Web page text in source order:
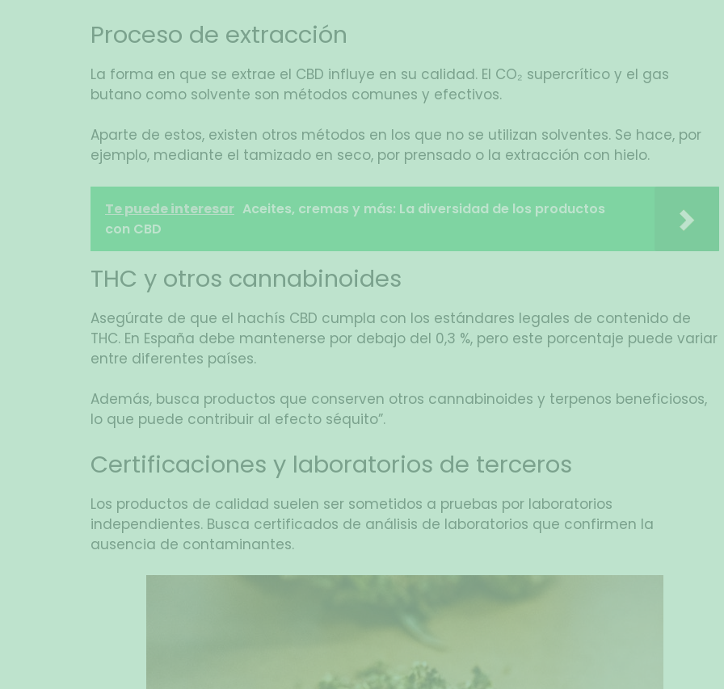
Proceso de extracción
La forma en que se extrae el CBD influye en su calidad. El CO₂ supercrítico y el gas
butano como solvente son métodos comunes y efectivos.
Aparte de estos, existen otros métodos en los que no se utilizan solventes. Se hace, por
ejemplo, mediante el tamizado en seco, por prensado o la extracción con hielo.
Te puede interesar Aceites, cremas y más: La diversidad de los productos
con CBD
THC y otros cannabinoides
Asegúrate de que el hachís CBD cumpla con los estándares legales de contenido de
THC. En España debe mantenerse por debajo del 0,3 %, pero este porcentaje puede variar
entre diferentes países.
Además, busca productos que conserven otros cannabinoides y terpenos beneficiosos,
lo que puede contribuir al efecto séquito”.
Certificaciones y laboratorios de terceros
Los productos de calidad suelen ser sometidos a pruebas por laboratorios
independientes. Busca certificados de análisis de laboratorios que confirmen la
ausencia de contaminantes.